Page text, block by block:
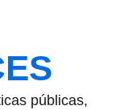
públicas,